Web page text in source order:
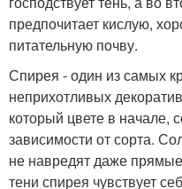
предпочитает кислую,
питательную почву.
Спирея - один из самых
неприхотливых
который цвете в начале,
зависимости от сорта.
не навредят даже
тени спирея чувствует